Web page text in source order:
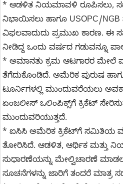
* ಆಡಳಿತ ನಿಯಮಾವಳಿ ರೂಪಿಸಲು,
ನಿಭಾಯಿಸಲು ಹಾಗೂ USOPC/
ವಿಫಲವಾದುದು ಪ್ರಮುಖ ಕಾರಣ. ಈ
ನೀಡಿದ್ದ ಒಂದು ವರ್ಷದ ಗಡುವನ್ನೂ
* ಅಮಾನತು ಕ್ರಮ ಆಟಗಾರರ ಮೇಲೆ
ತೆಗೆದುಕೊಂಡಿದೆ. ಅಮೆರಿಕ ಪುರುಷ
ಟೂರ್ನಿಗಳಲ್ಲಿ ಮುಂದುವರೆಯಲು
ಏಂಜಲೀಸ್ ಒಲಿಂಪಿಕ್ಸ್‌ಗೆ ಕ್ರಿಕೆಟ್
ಮುಂದುವರಿಯುತ್ತದೆ.
* ಐಸಿಸಿ ಅಮೆರಿಕ ಕ್ರಿಕೆಟ್‌ಗೆ ಸಮಿತಿಯ
ತೋರಿಸಿದೆ. ಆಡಳಿತ, ಆರ್ಥಿಕ ಮತ್ತು
ಸುಧಾರಣೆಯನ್ನು ಮೇಲ್ವಿಚಾರಣೆ
ಸೂಚನೆಗಳನ್ನು ಜಾರಿಗೆ ತಂದರೆ ಮಾತ್ರ